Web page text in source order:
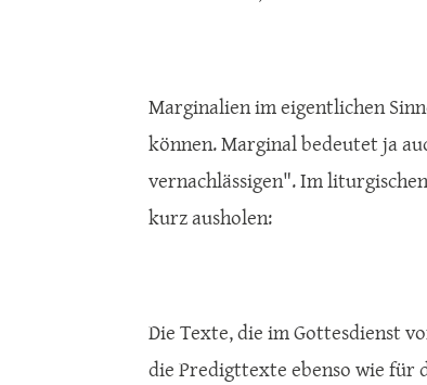
Marginalien im eigentlichen
können. Marginal bedeutet ja
vernachlässigen". Im
kurz ausholen:
Die Texte, die im Gottesdienst
die Predigttexte ebenso wie für